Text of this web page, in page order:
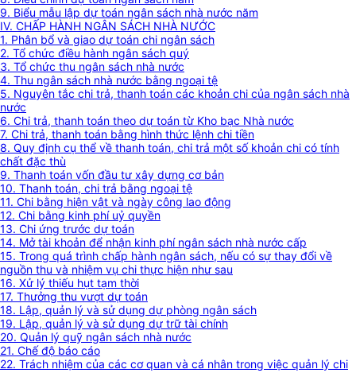
9. Biểu mẫu lập dự toán ngân sách nhà nước năm
IV. CHẤP HÀNH NGÂN SÁCH NHÀ NƯỚC
1. Phân bổ và giao dự toán chi ngân sách
2. Tổ chức điều hành ngân sách quý
3. Tổ chức thu ngân sách nhà nước
4. Thu ngân sách nhà nước bằng ngoại tệ
5. Nguyên tắc chi trả, thanh toán các khoản chi của ngân sách nhà
nước
6. Chi trả, thanh toán theo dự toán từ Kho bạc Nhà nước
7. Chi trả, thanh toán bằng hình thức lệnh chi tiền
8. Quy định cụ thể về thanh toán, chi trả một số khoản chi có tính
chất đặc thù
9. Thanh toán vốn đầu tư xây dựng cơ bản
10. Thanh toán, chi trả bằng ngoại tệ
11. Chi bằng hiện vật và ngày công lao động
12. Chi bằng kinh phí uỷ quyền
13. Chi ứng trước dự toán
14. Mở tài khoản để nhận kinh phí ngân sách nhà nước cấp
15. Trong quá trình chấp hành ngân sách, nếu có sự thay đổi về
nguồn thu và nhiệm vụ chi thực hiện như sau
16. Xử lý thiếu hụt tạm thời
17. Thưởng thu vượt dự toán
18. Lập, quản lý và sử dụng dự phòng ngân sách
19. Lập, quản lý và sử dụng dự trữ tài chính
20. Quản lý quỹ ngân sách nhà nước
21. Chế độ báo cáo
22. Trách nhiệm của các cơ quan và cá nhân trong việc quản lý chi